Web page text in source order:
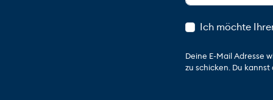
Ich möchte
Deine E-Mail Adresse
zu schicken. Du